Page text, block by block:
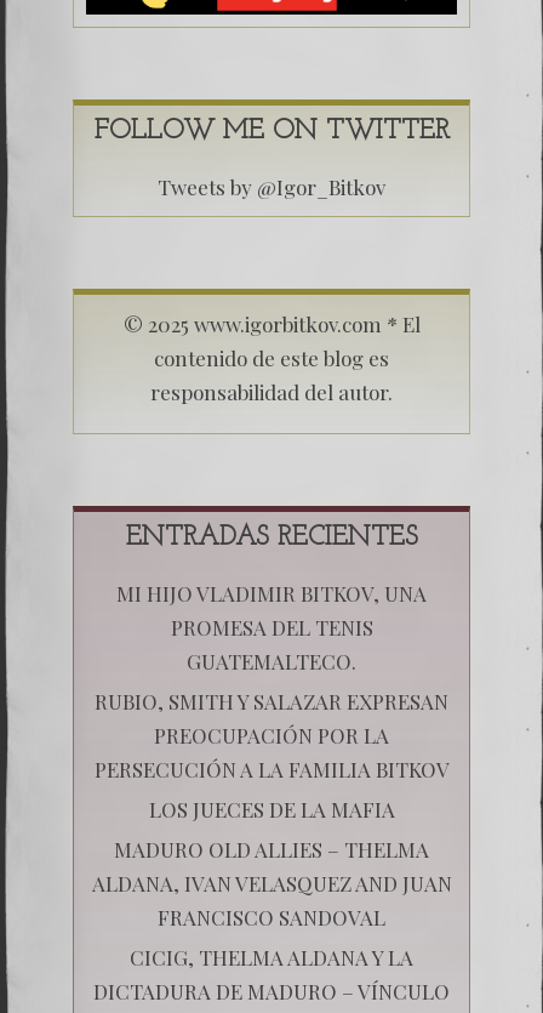
FOLLOW ME ON TWITTER
Tweets by @Igor_Bitkov
© 2025 www.igorbitkov.com * El
contenido de este blog es
responsabilidad del autor.
ENTRADAS RECIENTES
MI HIJO VLADIMIR BITKOV, UNA
PROMESA DEL TENIS
GUATEMALTECO.
RUBIO, SMITH Y SALAZAR EXPRESAN
PREOCUPACIÓN POR LA
PERSECUCIÓN A LA FAMILIA BITKOV
LOS JUECES DE LA MAFIA
MADURO OLD ALLIES – THELMA
ALDANA, IVAN VELASQUEZ AND JUAN
FRANCISCO SANDOVAL
CICIG, THELMA ALDANA Y LA
DICTADURA DE MADURO – VÍNCULO